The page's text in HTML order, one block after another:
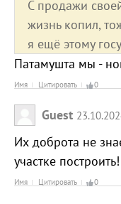
С продажи
жизнь копил,
я ещё этому
Патамушта мы -
Имя Цитировать 0
Guest
Их доброта не
участке
Имя Цитировать 0